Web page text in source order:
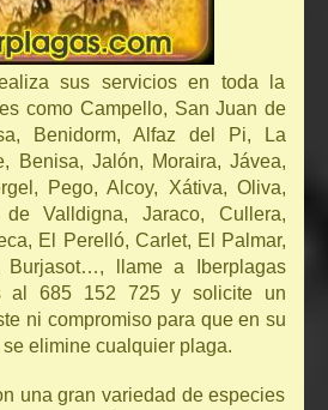
sus servicios en toda la
como Campello, San Juan de
Benidorm, Alfaz del Pi, La
Benisa, Jalón, Moraira, Jávea,
Pego, Alcoy, Xátiva, Oliva,
de Valldigna, Jaraco, Cullera,
El Perelló, Carlet, El Palmar,
Burjasot…, llame a Iberplagas
al 685 152 725 y solicite un
ni compromiso para que en su
elimine cualquier plaga.
una gran variedad de especies